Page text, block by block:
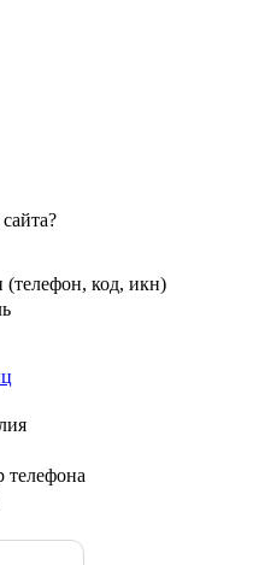
(телефон, код, икн)
телефона